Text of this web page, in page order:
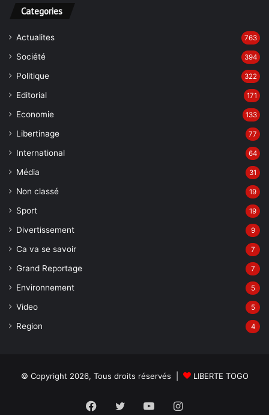
Categories
Actualites 763
Société 394
Politique 322
Editorial 171
Economie 133
Libertinage 77
International 64
Média 31
Non classé 19
Sport 19
Divertissement 9
Ca va se savoir 7
Grand Reportage 7
Environnement 5
Video 5
Region 4
© Copyright 2026, Tous droits réservés | LIBERTE TOGO
Facebook
Twitter YouTubeInstagram